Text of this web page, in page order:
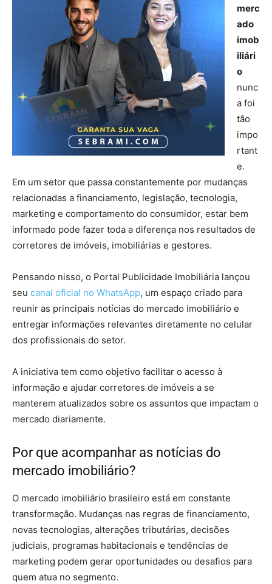
merc
ado
imob
iliári
o
nunc
a foi
tão
impo
rtant
e.
Em um setor que passa constantemente por mudanças
relacionadas a financiamento, legislação, tecnologia,
marketing e comportamento do consumidor, estar bem
informado pode fazer toda a diferença nos resultados de
corretores de imóveis, imobiliárias e gestores.
Pensando nisso, o Portal Publicidade Imobiliária lançou
seu canal oficial no WhatsApp, um espaço criado para
reunir as principais notícias do mercado imobiliário e
entregar informações relevantes diretamente no celular
dos profissionais do setor.
A iniciativa tem como objetivo facilitar o acesso à
informação e ajudar corretores de imóveis a se
manterem atualizados sobre os assuntos que impactam o
mercado diariamente.
Por que acompanhar as notícias do
mercado imobiliário?
O mercado imobiliário brasileiro está em constante
transformação. Mudanças nas regras de financiamento,
novas tecnologias, alterações tributárias, decisões
judiciais, programas habitacionais e tendências de
marketing podem gerar oportunidades ou desafios para
quem atua no segmento.